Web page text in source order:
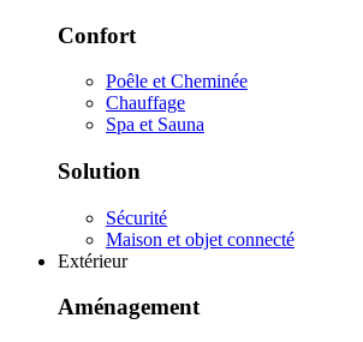
Confort
Poêle et Cheminée
Chauffage
Spa et Sauna
Solution
Sécurité
Maison et objet connecté
Extérieur
Aménagement